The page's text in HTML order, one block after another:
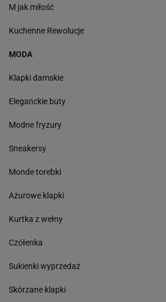
M jak miłość
Kuchenne Rewolucje
MODA
Klapki damskie
Eleganckie buty
Modne fryzury
Sneakersy
Monde torebki
Ażurowe klapki
Kurtka z wełny
Czółenka
Sukienki wyprzedaż
Skórzane klapki